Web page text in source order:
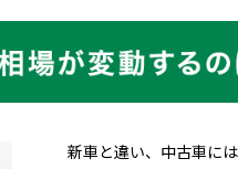
新車と違い、中古車に